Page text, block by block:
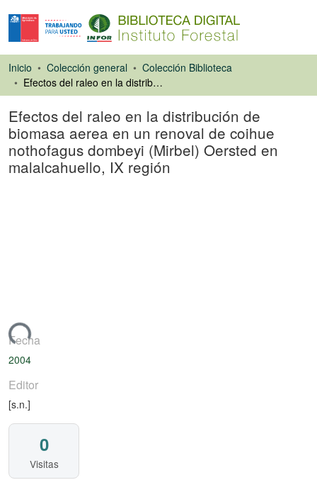
Inicio Colección general
Colección Biblioteca
Efectos del raleo en la distribución de biomasa aerea en un renoval de coihue nothofagus dombeyi (Mirbel) Oersted en malalcahuello, IX región
Efectos del raleo en la distribución de
biomasa aerea en un renoval de coihue
nothofagus dombeyi (Mirbel) Oersted en
malalcahuello, IX región
Fecha
2004
Editor
[s.n.]
0
Visitas